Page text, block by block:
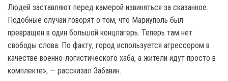
Людей заставляют перед камерой извиняться за сказанное.
Подобные случаи говорят о том, что Мариуполь был
превращен в один большой концлагерь. Теперь там нет
свободы слова. По факту, город используется агрессором в
качестве военно-логистического хаба, а жители идут просто в
комплекте», — рассказал Забавин.